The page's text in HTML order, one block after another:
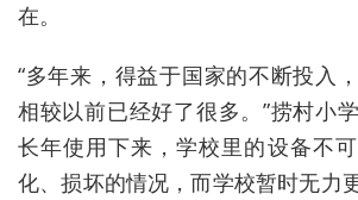
在。
“多年来，得益于国家的不断投入
相较以前已经好了很多。”捞村小
长年使用下来，学校里的设备不
化、损坏的情况，而学校暂时无力